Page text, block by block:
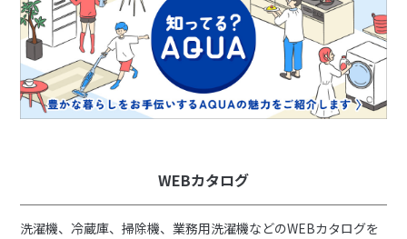
WEBカタログ
洗濯機、冷蔵庫、掃除機、業務用洗濯機などのWEBカタログを